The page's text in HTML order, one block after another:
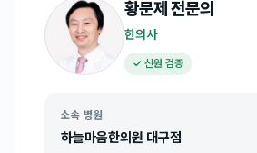
황문제전문의
한의사
✓ 신원 검증
소속 병원
하늘마음한의원 대구점